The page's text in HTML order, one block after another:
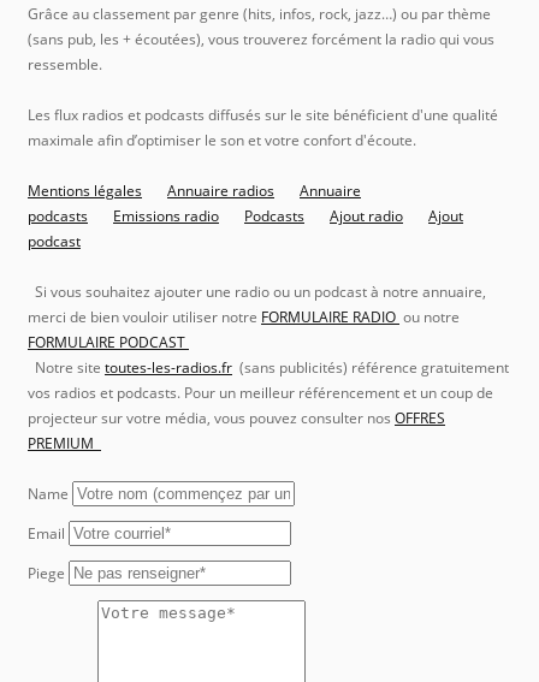
Grâce au classement par genre (hits, infos, rock, jazz…) ou par thème
(sans pub, les + écoutées), vous trouverez forcément la radio qui vous
ressemble.
Les flux radios et podcasts diffusés sur le site bénéficient d'une qualité
maximale afin d’optimiser le son et votre confort d'écoute.
Mentions légales Annuaire radios
Annuaire
podcasts
Emissions radio Podcasts Ajout radio
Ajout
podcast
Si vous souhaitez ajouter une radio ou un podcast à notre annuaire,
merci de bien vouloir utiliser notre FORMULAIRE RADIO ou notre
FORMULAIRE PODCAST
Notre site toutes-les-radios.fr (sans publicités) référence gratuitement
vos radios et podcasts. Pour un meilleur référencement et un coup de
projecteur sur votre média, vous pouvez consulter nos OFFRES
PREMIUM
Name
Email
Piege